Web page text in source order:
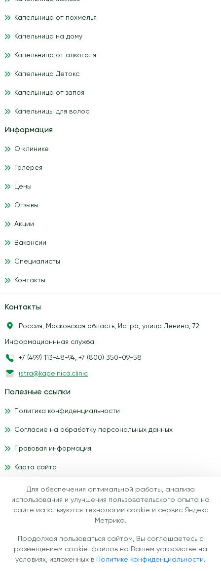
Капельница от похмелья
Капельница на дому
Капельница от алкоголя
Капельница Детокс
Капельница от запоя
Капельницы для волос
Информация
О клинике
Галерея
Цены
Отзывы
Акции
Вакансии
Специалисты
Контакты
Контакты
Россия, Московская область, Истра, улица Ленина, 72
Информационнная служба:
+7 (499) 113-48-94, +7 (800) 350-09-58
istra@kapelnica.clinic
Полезные ссылки
Политика конфиденциальности
Согласие на обработку персональных данных
Правовая информация
Карта сайта
Материалы, размещенные на данном сайте, носят
информационный характер и предназначены для
образовательных целей. Посетители сайта медицинского
врачебных рекомендаций. Определение диагноза и выбор
методики лечения остается исключительной прерогативой
вашего лечащего врача! Медицинский центр IV-health не
Для обеспечения оптимальной работы, анализа
использования и улучшения пользовательского опыта на
сайте используются технологии cookie и сервис Яндекс
Метрика.
Продолжая пользоваться сайтом, Вы соглашаетесь с
размещением cookie-файлов на Вашем устройстве на
условиях, изложенных в
Политике конфиденциальности.